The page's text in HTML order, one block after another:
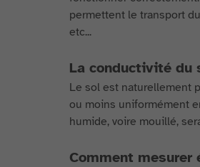
permettent le transport
etc...
La conductivité du
Le sol est naturellement
ou moins uniformément
humide, voire mouillé,
Comment